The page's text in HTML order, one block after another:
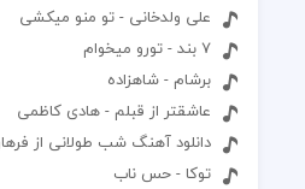
علی ولدخانی - تو منو میکشی
7 بند - تورو میخوام
برشام - شاهزاده
عاشقتر از قبلم - هادی کاظمی
دانلود آهنگ شب طولانی از
توکا - حس ناب